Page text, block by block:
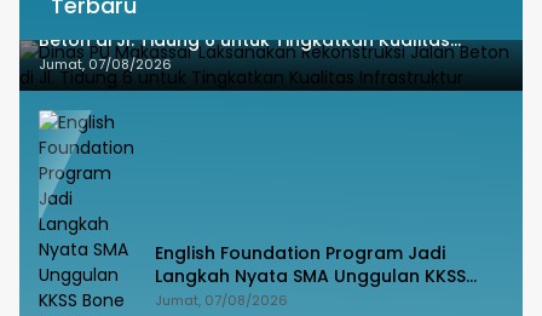
Dinas PU Makassar Laksanakan Rekonstruksi Jalan
Beton di Jl. Tidung 6 untuk Tingkatkan Kualitas
Infrastruktur
Jumat, 07/08/2026
English Foundation Program Jadi
Langkah Nyata SMA Unggulan KKSS
Bone Cetak Generasi Berdaya Saing
Jumat, 07/08/2026